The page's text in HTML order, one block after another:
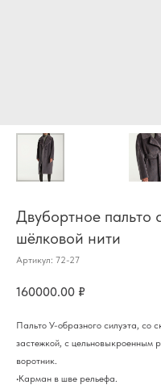
Двубортное пальто
шёлковой нити
Артикул: 72-27
160000.00 ₽
Пальто У-образного силуэта, со
застежкой, с цельновыкроенным
воротник.
•Карман в шве рельефа.